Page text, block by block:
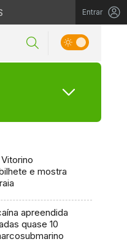
Entrar
e mostra
apreendida
quase 10